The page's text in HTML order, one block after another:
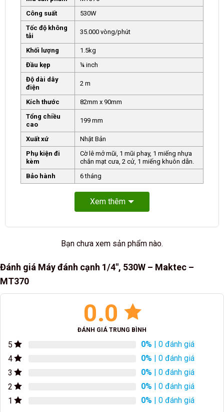
Công suất
530W
Tốc độ không
tải
35.000 vòng/phút
Khối lượng
1.5kg
Đầu kẹp
¼ inch
Độ dài dây
điện
2 m
Kích thước
82mm x 90mm
Tổng chiều
cao
199 mm
Xuất xứ
Nhật Bản
Phụ kiện đi
kèm
Cờ lê mở mũi, 1 mũi phay, 1 miếng nhựa
chắn mạt cưa, 2 cử, 1 miếng khuôn dẫn.
Bảo hành
6 tháng
Xem thêm
Bạn chưa xem sản phẩm nào.
Đánh giá Máy đánh cạnh 1/4″, 530W – Maktec –
MT370
0.0
ĐÁNH GIÁ TRUNG BÌNH
5 0% | 0 đánh giá
4
0% | 0 đánh giá
3
0% | 0 đánh giá
2
0% | 0 đánh giá
1
0% | 0 đánh giá